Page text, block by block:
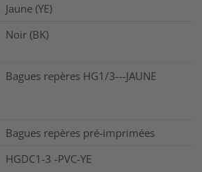
Jaune (YE)
Noir (BK)
Bagues repères HG1/3---JAUNE
Bagues repères pré-imprimées
HGDC1-3 -PVC-YE